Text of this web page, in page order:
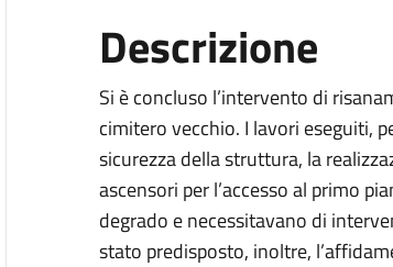
Descrizione
Si è concluso l’intervento di
cimitero vecchio. I lavori eseguiti,
sicurezza della struttura, la
ascensori per l’accesso al primo
degrado e necessitavano di
stato predisposto, inoltre,